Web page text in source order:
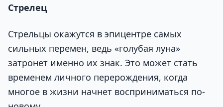
Стрелец
Стрельцы окажутся в эпицентре самых
сильных перемен, ведь «голубая луна»
затронет именно их знак. Это может стать
временем личного перерождения, когда
многое в жизни начнет восприниматься по-